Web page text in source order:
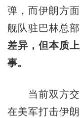
弹，而伊朗方
舰队驻巴林总
差异，但本质
事。
当前双方交
在美军打击伊